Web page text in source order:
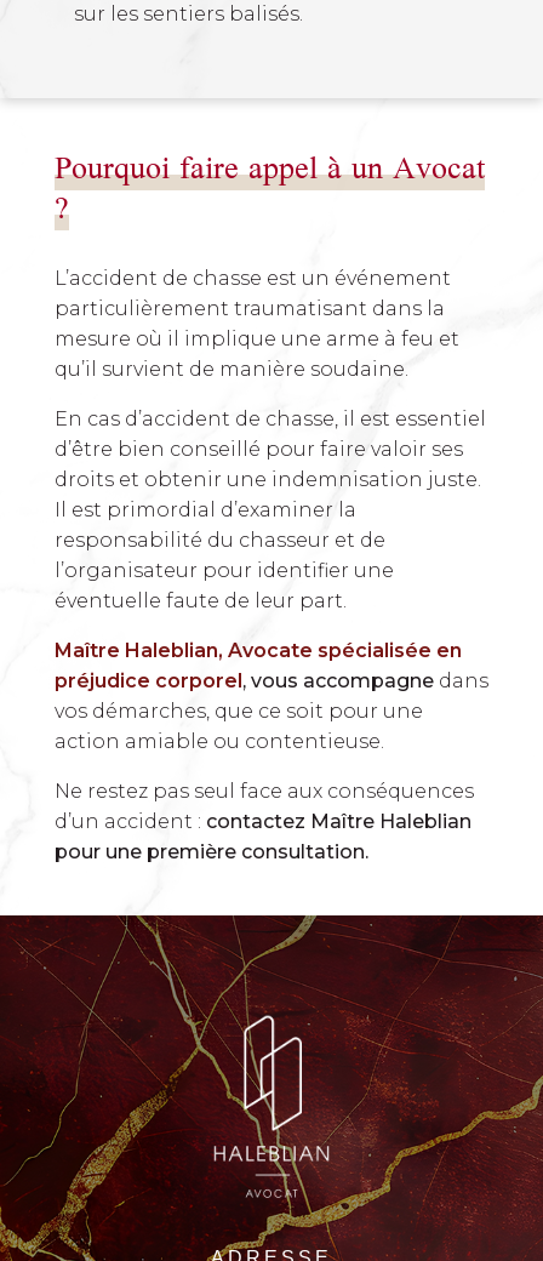
sur les sentiers balisés.
Pourquoi faire appel à un Avocat
?
L’accident de chasse est un événement
particulièrement traumatisant dans la
mesure où il implique une arme à feu et
qu’il survient de manière soudaine.
En cas d’accident de chasse, il est essentiel
d’être bien conseillé pour faire valoir ses
droits et obtenir une indemnisation juste.
Il est primordial d’examiner la
responsabilité du chasseur et de
l’organisateur pour identifier une
éventuelle faute de leur part.
Maître Haleblian, Avocate spécialisée en
préjudice corporel , vous accompagnedans
vos démarches, que ce soit pour une
action amiable ou contentieuse.
Ne restez pas seul face aux conséquences
d’un accident : contactez Maître Haleblian
pour une première consultation.